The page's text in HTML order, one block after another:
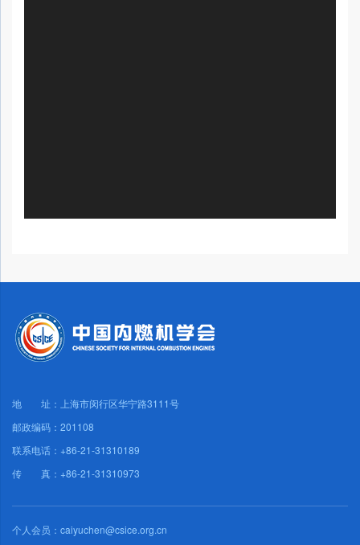
地 址：上海市闵行区华宁路3111号
邮政编码：201108
联系电话：+86-21-31310189
传 真：+86-21-31310973
个人会员：caiyuchen@csice.org.cn